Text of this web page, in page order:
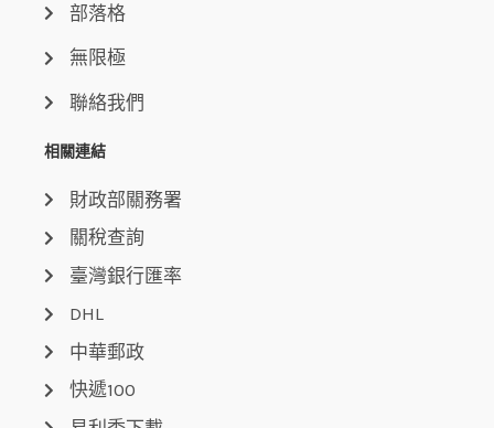
部落格
無限極
聯絡我們
相關連結
財政部關務署
關稅查詢
臺灣銀行匯率
DHL
中華郵政
快遞100